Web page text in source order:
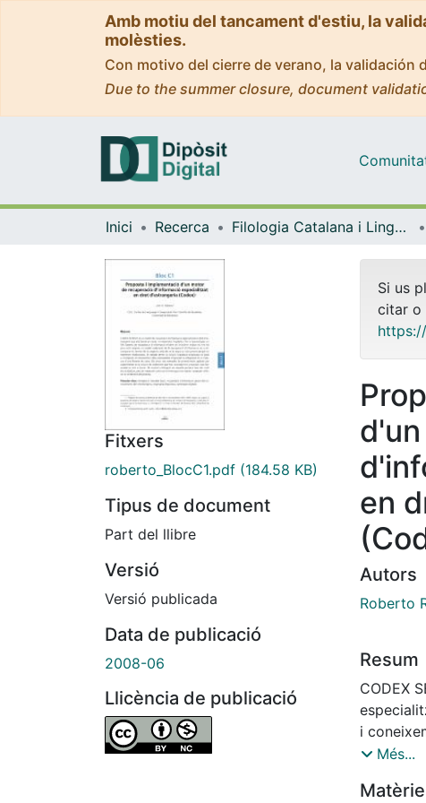
Amb motiu del tancament d'estiu, la
molèsties.
Con motivo del cierre de verano, la
Due to the summer closure, document
Inici Recerca Filologia Catalana i Lingüística General
Fitxers
roberto_BlocC1.pdf (184.58 KB)
Tipus de document
Part del llibre
Versió
Versió publicada
Data de publicació
2008-06
Llicència de publicació
Si us
citar o
en
Autors
Roberto
Resum
CODEX
i
(sistema
Més...